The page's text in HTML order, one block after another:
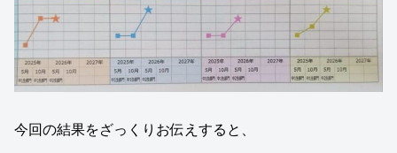
今回の結果をざっくりお伝えすると、